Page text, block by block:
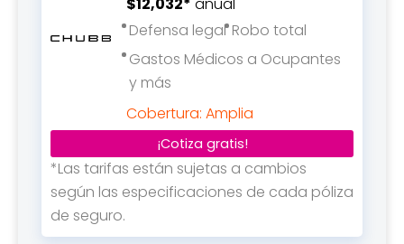
$12,032* anual
Defensa legal Robo total
Gastos Médicos a Ocupantes
y más
Cobertura: Amplia
¡Cotiza gratis!
*Las tarifas están sujetas a cambios
según las especificaciones de cada póliza
de seguro.